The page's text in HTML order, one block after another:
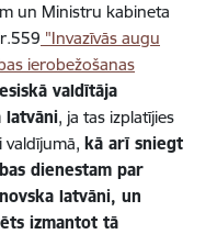
un Ministru kabineta
"Invazīvās augu
ierobežošanas
valdītāja
latvāni, ja tas izplatījies
valdījumā, kā arī sniegt
dienestam par
latvāni, un
izmantot tā